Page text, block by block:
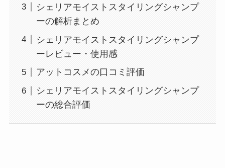
シェリアモイストスタイリングシャンプ
ーの解析まとめ
シェリアモイストスタイリングシャンプ
ーレビュー・使用感
アットコスメの口コミ評価
シェリアモイストスタイリングシャンプ
ーの総合評価